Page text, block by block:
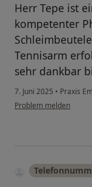
Herr Tepe ist
kompetenter
Tennisarm
sehr dankbar
7. Juni 2025 • Praxis
Problem melden